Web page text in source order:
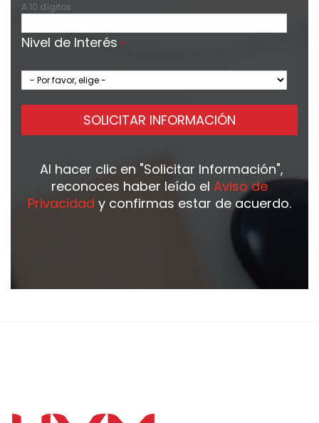
A 10 dígitos
Nivel de Interés *
SOLICITAR INFORMACIÓN
Al hacer clic en "Solicitar Información",
reconoces haber leído el Aviso de
Privacidad y confirmas estar de acuerdo.